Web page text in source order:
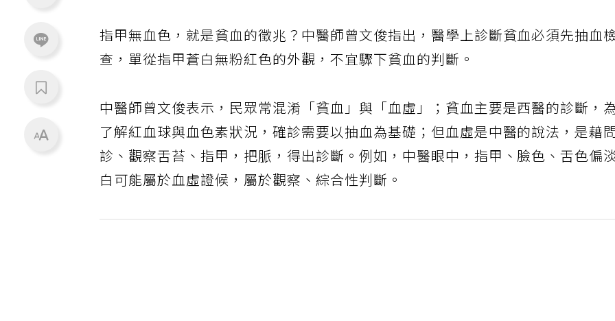
指甲無血色，就是貧血的徵兆？中醫師曾文俊指出，醫學上診斷貧血必須先抽血
查，單從指甲蒼白無粉紅色的外觀，不宜驟下貧血的判斷。
中醫師曾文俊表示，民眾常混淆「貧血」與「血虛」；貧血主要是西醫的診斷，
了解紅血球與血色素狀況，確診需要以抽血為基礎；但血虛是中醫的說法，是藉
診、觀察舌苔、指甲，把脈，得出診斷。例如，中醫眼中，指甲、臉色、舌色偏
白可能屬於血虛證候，屬於觀察、綜合性判斷。